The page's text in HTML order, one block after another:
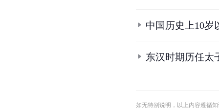
中国历史上10岁
东汉时期历任太
如无特别说明，以上内容遵循